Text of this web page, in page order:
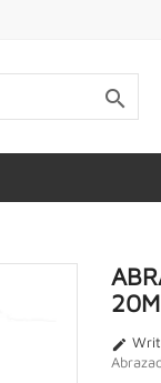

